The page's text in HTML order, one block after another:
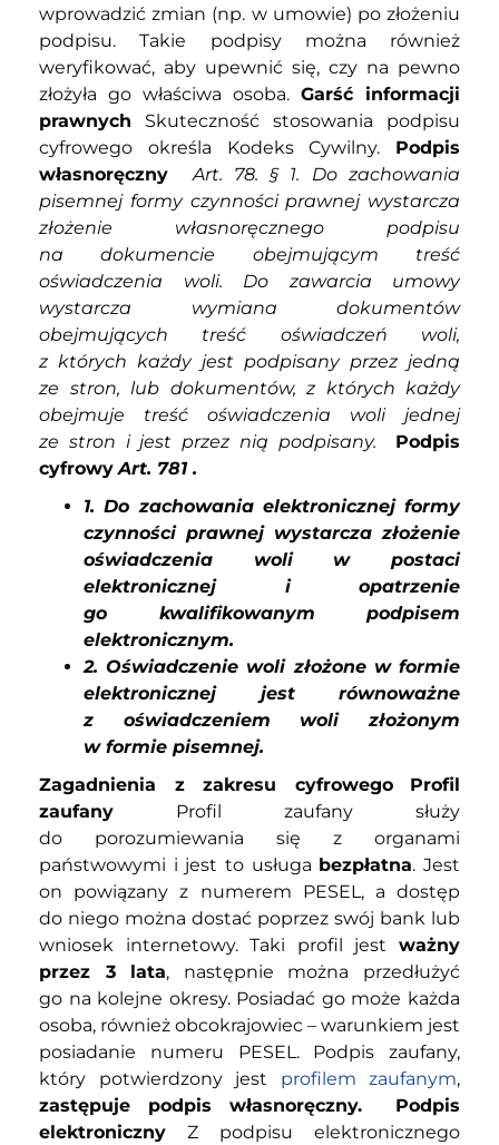
wprowadzić zmian (np. w umowie) po złożeniu
podpisu. Takie podpisy można również
weryfikować, aby upewnić się, czy na pewno
złożyła go właściwa osoba. Garść informacji
prawnych
Skuteczność stosowania podpisu
cyfrowego określa Kodeks Cywilny.
Podpis
własnoręczny
Art. 78. § 1. Do zachowania
pisemnej formy czynności prawnej wystarcza
złożenie własnoręcznego podpisu
na dokumencie obejmującym treść
oświadczenia woli. Do zawarcia umowy
wystarcza wymiana dokumentów
obejmujących treść oświadczeń woli,
z których każdy jest podpisany przez jedną
ze stron, lub dokumentów, z których każdy
obejmuje treść oświadczenia woli jednej
ze stron i jest przez nią podpisany.
Podpis
cyfrowy Art. 781.
1. Do zachowania elektronicznej formy
czynności prawnej wystarcza złożenie
oświadczenia woli w postaci
elektronicznej i opatrzenie
go kwalifikowanym podpisem
elektronicznym.
2. Oświadczenie woli złożone w formie
elektronicznej jest równoważne
z oświadczeniem woli złożonym
w formie pisemnej.
Zagadnienia z zakresu cyfrowego
Profil
zaufany
Profil zaufany służy
do porozumiewania się z organami
państwowymi i jest to usługa bezpłatna. Jest
on powiązany z numerem PESEL, a dostęp
do niego można dostać poprzez swój bank lub
wniosek internetowy. Taki profil jest ważny
przez 3 lata, następnie można przedłużyć
go na kolejne okresy. Posiadać go może każda
osoba, również obcokrajowiec – warunkiem jest
posiadanie numeru PESEL. Podpis zaufany,
który potwierdzony jest profilem zaufanym,
zastępuje podpis własnoręczny.
Podpis
elektroniczny
Z podpisu elektronicznego